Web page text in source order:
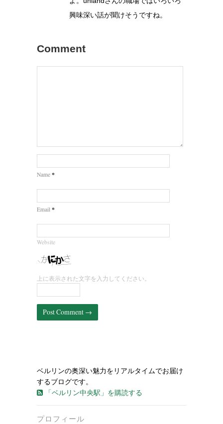
興味深い話が聞けそうですね。
Comment
Name *
Email *
Website
上に表示された文字を入力してください。
ベルリンの奥深い魅力をリアルタイムでお届け
するブログです。
「ベルリン中央駅」を購読する
プロフィール